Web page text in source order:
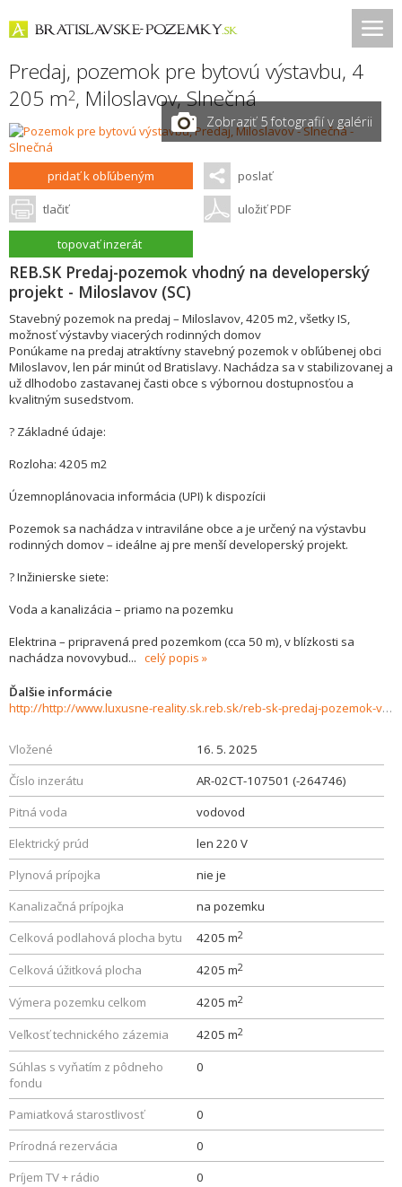
Predaj, pozemok pre bytovú výstavbu, 4
205 m2, Miloslavov,Slnečná
Zobraziť 5 fotografií v galérii
pridať k obľúbeným poslať
tlačiť uložiť PDF
topovať inzerát
REB.SK Predaj-pozemok vhodný na developerský
projekt - Miloslavov (SC)
Stavebný pozemok na predaj – Miloslavov, 4205 m2, všetky IS,
možnosť výstavby viacerých rodinných domov
Ponúkame na predaj atraktívny stavebný pozemok v obľúbenej obci
Miloslavov, len pár minút od Bratislavy. Nachádza sa v stabilizovanej a
už dlhodobo zastavanej časti obce s výbornou dostupnosťou a
kvalitným susedstvom.
? Základné údaje:
Rozloha: 4205 m2
Územnoplánovacia informácia (UPI) k dispozícii
Pozemok sa nachádza v intraviláne obce a je určený na výstavbu
rodinných domov – ideálne aj pre menší developerský projekt.
? Inžinierske siete:
Voda a kanalizácia – priamo na pozemku
Elektrina – pripravená pred pozemkom (cca 50 m), v blízkosti sa
nachádza novovybud... celý popis
Ďalšie informácie
http://http://www.luxusne-reality.sk.reb.sk/reb-sk-predaj-pozemok-vhodny-na-developersky-projekt-miloslavov-sc-906736
Vložené
16. 5. 2025
Číslo inzerátu
AR-02CT-107501 (-264746)
Pitná voda
vodovod
Elektrický prúd
len 220 V
Plynová prípojka
nie je
Kanalizačná prípojka
na pozemku
Celková podlahová plocha bytu
4205 m2
Celková úžitková plocha 4205 m2
Výmera pozemku celkom 4205 m2
Veľkosť technického zázemia 4205 m2
Súhlas s vyňatím z pôdneho
fondu
0
Pamiatková starostlivosť
0
Prírodná rezervácia
0
Príjem TV + rádio
0